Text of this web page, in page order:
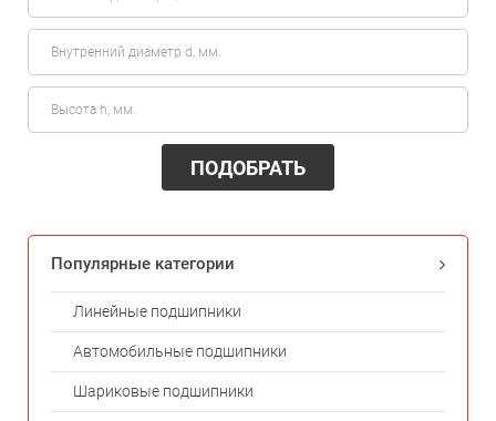
ПОДОБРАТЬ
Популярные категории
Линейные подшипники
Автомобильные подшипники
Шариковые подшипники